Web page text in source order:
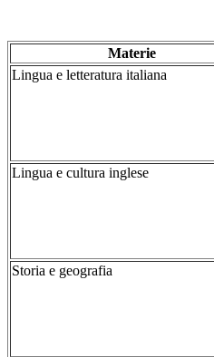
Materie
Lingua e letteratura italiana
Lingua e cultura inglese
Storia e geografia